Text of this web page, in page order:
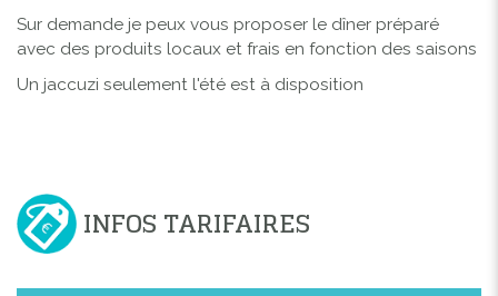
Sur demande je peux vous proposer le dîner préparé
avec des produits locaux et frais en fonction des saisons
Un jaccuzi seulement l'été est à disposition
INFOS TARIFAIRES